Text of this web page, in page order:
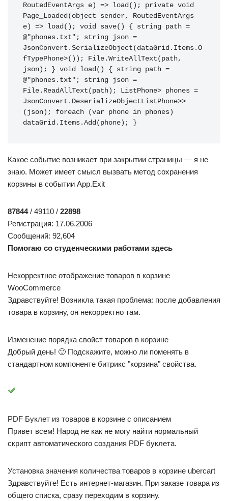
RoutedEventArgs e ) => load( ) ; private void
Page_Loaded( object sender, RoutedEventArgs
e ) => load( ) ; void save( ) { string path =
@"phones.txt" ; string json =
JsonConvert . SerializeObject ( dataGrid . Items . O
fTypePhone>( ) ) ; File . WriteAllText ( path,
json ) ; } void load( ) { string path =
@"phones.txt" ; string json =
File . ReadAllText ( path ) ; ListPhone> phones =
JsonConvert . DeserializeObjectListPhone>>
( json ) ; foreach ( var phone in phones )
dataGrid . Items . Add( phone ) ; }
Какое событие возникает при закрытии страницы — я не
знаю. Может имеет смысл вызвать метод сохранения
корзины в событии App.Exit
87844/ 49110 / 22898
Регистрация: 17.06.2006
Сообщений: 92,604
Помогаю со студенческими работами здесь
Некорректное отображение товаров в корзине
WooCommerce
Здравствуйте! Возникла такая проблема: после добавления
товара в корзину, он некорректно там.
Изменение порядка свойст товаров в корзине
Добрый день! 🙂 Подскажите, можно ли поменять в
стандартном компоненте битрикс "корзина" свойства.
PDF Буклет из товаров в корзине с описанием
Привет всем! Народ не как не могу найти нормальный
скрипт автоматического создания PDF буклета.
Установка значения количества товаров в корзине ubercart
Здравствуйте! Есть интернет-магазин. При заказе товара из
общего списка, сразу переходим в корзину.